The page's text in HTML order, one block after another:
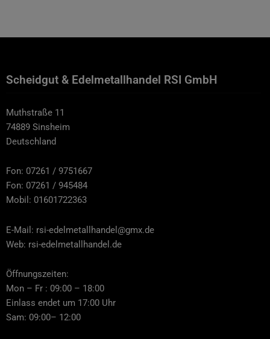
Scheidgut & Edelmetallhandel RSI GmbH
Muthstraße 11
74889 Sinsheim
Deutschland
Fon: 07261 / 9751667
Fon: 07261 / 945484
Mobil: 01601722363
E-Mail: rsi-edelmetallhandel@gmx.de
Web: rsi-edelmetallhandel.de
Öffnungszeiten:
Mon – Fr : 09:00 – 18:00
Einlass endet um 17:00 Uhr
Sam: 09:00– 12:00